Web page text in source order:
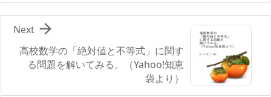
高校数学の「絶対値と不等式」に関す
る問題を解いてみる。（Yahoo!知恵
袋より）

Next